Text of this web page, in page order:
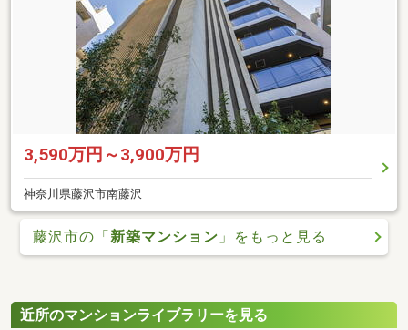
3,590万円～3,900万円
神奈川県藤沢市南藤沢
藤沢市の「新築マンション 」をもっと見る
近所のマンションライブラリーを見る